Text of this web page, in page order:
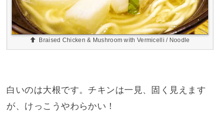
Braised Chicken & Mushroom with Vermicelli / Noodle
白いのは大根です。チキンは一見、固く見えます
が、けっこうやわらかい！